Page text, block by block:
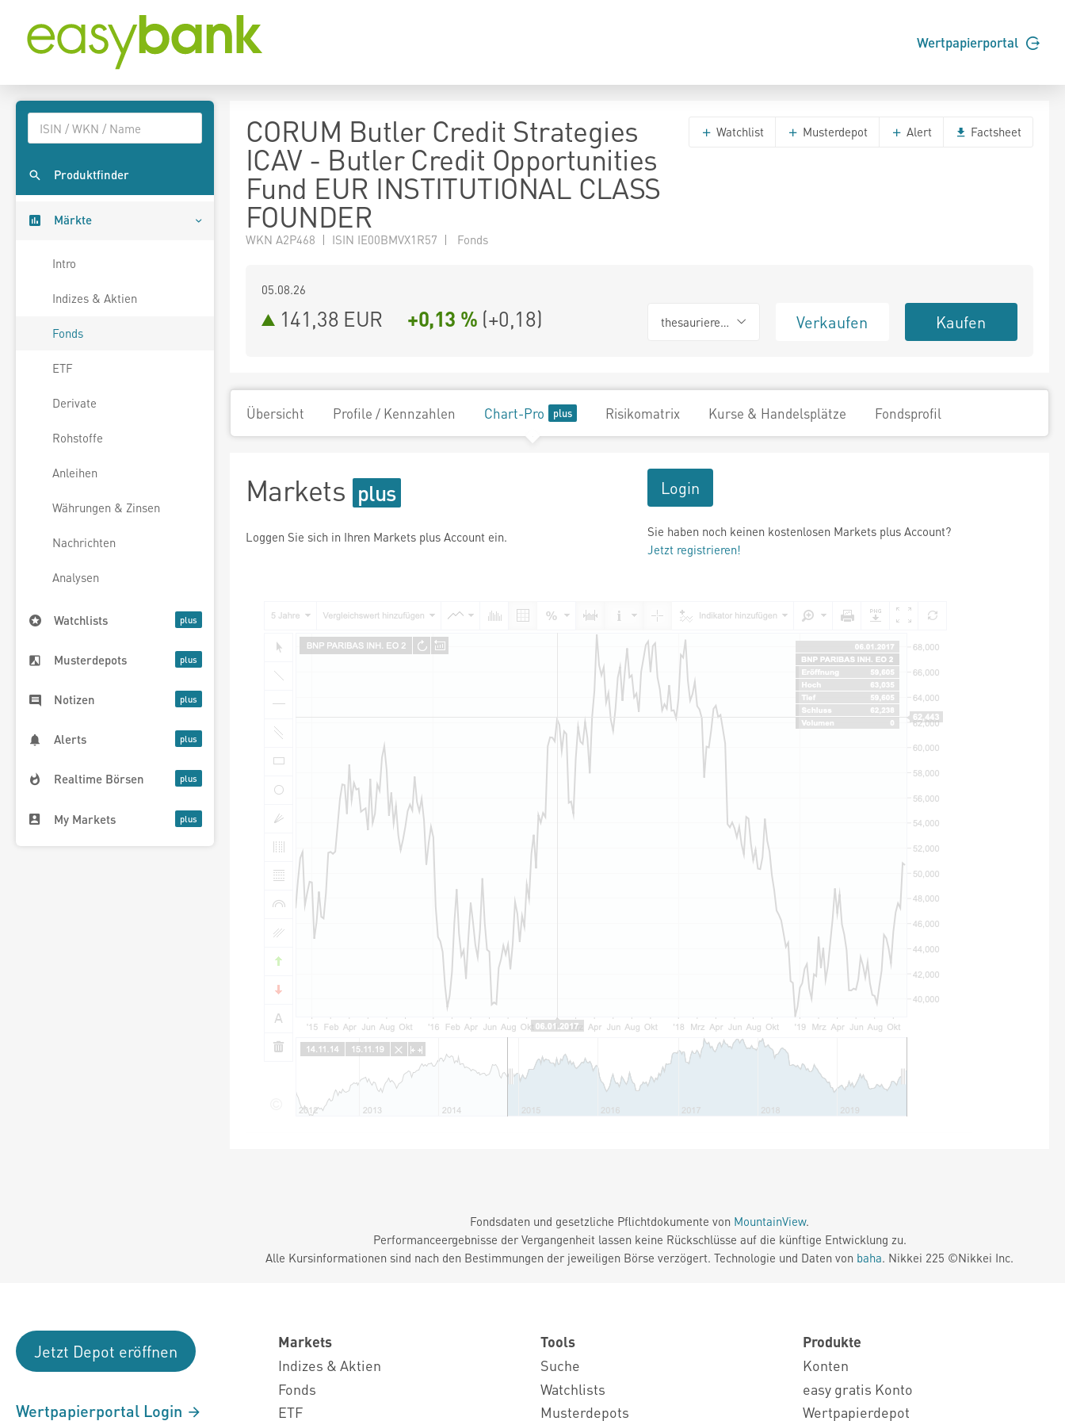
Wertpapierportal
Produktfinder
Märkte
Intro
Indizes & Aktien
Fonds
ETF
Derivate
Rohstoffe
Anleihen
Währungen & Zinsen
Nachrichten
Analysen
Watchlists
Musterdepots
Notizen
Alerts
Realtime Börsen
My Markets
CORUM Butler Credit Strategies
ICAV - Butler Credit Opportunities
Fund EUR INSTITUTIONAL CLASS
FOUNDER
WKN A2P468 | ISIN IE00BMVX1R57 | Fonds
Watchlist Musterdepot Alert Factsheet
05.08.26
141,38 EUR +0,13 % (+0,18) thesaurierend Verkaufen Kaufen
Übersicht Profile / Kennzahlen Chart-Pro Risikomatrix Kurse & Handelsplätze Fondsprofil
Markets
Loggen Sie sich in Ihren Markets plus Account ein.
Login
Sie haben noch keinen kostenlosen Markets plus Account?
Jetzt registrieren!
Fondsdaten und gesetzliche Pflichtdokumente von MountainView.
Performanceergebnisse der Vergangenheit lassen keine Rückschlüsse auf die künftige Entwicklung zu.
Alle Kursinformationen sind nach den Bestimmungen der jeweiligen Börse verzögert. Technologie und Daten von baha. Nikkei 225 ©Nikkei Inc.
Jetzt Depot eröffnen
Wertpapierportal Login
Markets
Indizes & Aktien
Fonds
ETF
Tools
Suche
Watchlists
Musterdepots
Produkte
Konten
easy gratis Konto
Wertpapierdepot